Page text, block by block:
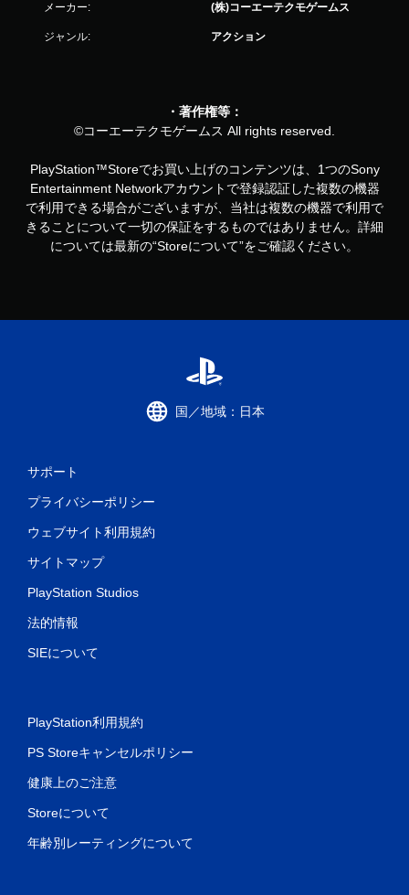
メーカー: (株)コーエーテクモゲームス
ジャンル: アクション
・著作権等：
©コーエーテクモゲームス All rights reserved.
PlayStation™Storeでお買い上げのコンテンツは、1つのSony
Entertainment Networkアカウントで登録認証した複数の機器
で利用できる場合がございますが、当社は複数の機器で利用で
きることについて一切の保証をするものではありません。詳細
については最新の“Storeについて”をご確認ください。
国／地域：日本
サポート
プライバシーポリシー
ウェブサイト利用規約
サイトマップ
PlayStation Studios
法的情報
SIEについて
PlayStation利用規約
PS Storeキャンセルポリシー
健康上のご注意
Storeについて
年齢別レーティングについて